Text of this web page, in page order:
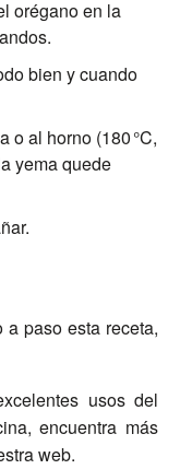
orégano en la
bien y cuando
o al horno (180 °C,
yema quede
a paso esta receta,
usos del
encuentra más
web.